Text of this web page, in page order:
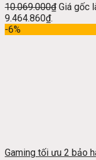
10.069.000₫ Giá gốc
9.464.860₫.
-6%
Gaming tối ưu 2 bảo